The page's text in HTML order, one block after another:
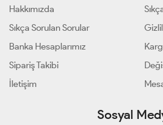
Hakkımızda
Sıkça Sorulan Sorular
Banka Hesaplarımız
Sipariş Takibi
İletişim
Sosyal